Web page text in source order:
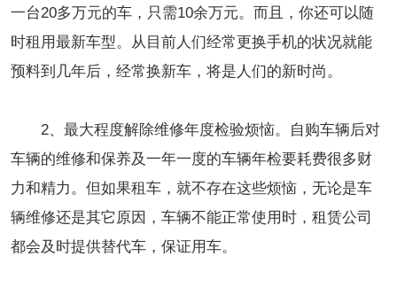
一台20多万元的车，只需10余万元。而且，你还可以随
时租用最新车型。从目前人们经常更换手机的状况就能
预料到几年后，经常换新车，将是人们的新时尚。
2、最大程度解除维修年度检验烦恼。自购车辆后对
车辆的维修和保养及一年一度的车辆年检要耗费很多财
力和精力。但如果租车，就不存在这些烦恼，无论是车
辆维修还是其它原因，车辆不能正常使用时，租赁公司
都会及时提供替代车，保证用车。